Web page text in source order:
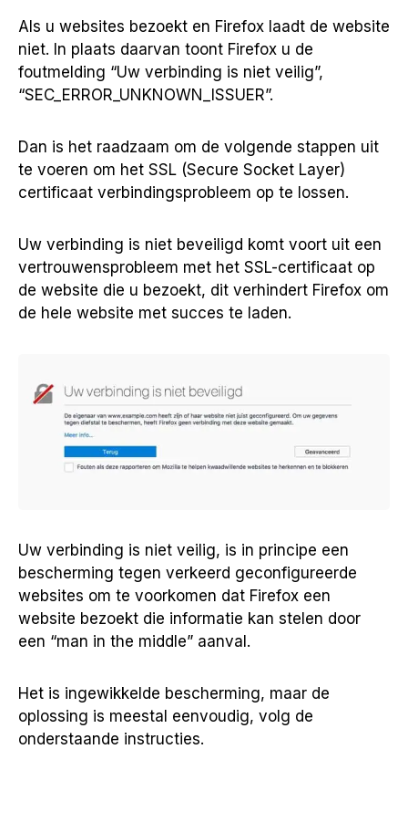
Als u websites bezoekt en Firefox laadt de website
niet. In plaats daarvan toont Firefox u de
foutmelding “Uw verbinding is niet veilig”,
“SEC_ERROR_UNKNOWN_ISSUER”.
Dan is het raadzaam om de volgende stappen uit
te voeren om het SSL (Secure Socket Layer)
certificaat verbindingsprobleem op te lossen.
Uw verbinding is niet beveiligd komt voort uit een
vertrouwensprobleem met het SSL-certificaat op
de website die u bezoekt, dit verhindert Firefox om
de hele website met succes te laden.
Uw verbinding is niet veilig, is in principe een
bescherming tegen verkeerd geconfigureerde
websites om te voorkomen dat Firefox een
website bezoekt die informatie kan stelen door
een “man in the middle” aanval.
Het is ingewikkelde bescherming, maar de
oplossing is meestal eenvoudig, volg de
onderstaande instructies.